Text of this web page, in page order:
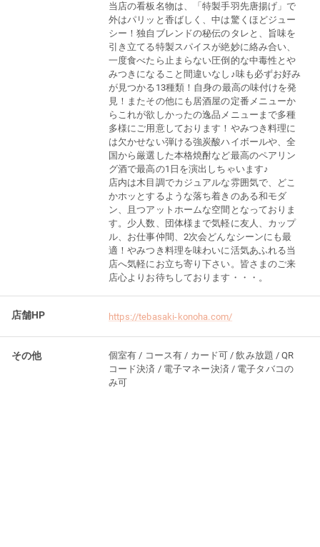
当店の看板名物は、「特製手羽先唐揚げ」で
外はパリッと香ばしく、中は驚くほどジュー
シー！独自ブレンドの秘伝のタレと、旨味を
引き立てる特製スパイスが絶妙に絡み合い、
一度食べたら止まらない圧倒的な中毒性とや
みつきになること間違いなし♪味も必ずお好み
が見つかる13種類！自身の最高の味付けを発
見！またその他にも居酒屋の定番メニューか
らこれが欲しかったの逸品メニューまで多種
多様にご用意しております！やみつき料理に
は欠かせない弾ける強炭酸ハイボールや、全
国から厳選した本格焼酎など最高のペアリン
グ酒で最高の1日を演出しちゃいます♪
店内は木目調でカジュアルな雰囲気で、どこ
かホッとするような落ち着きのある和モダ
ン、且つアットホームな空間となっておりま
す。少人数、団体様まで気軽に友人、カップ
ル、お仕事仲間、2次会どんなシーンにも最
適！やみつき料理を味わいに活気あふれる当
店へ気軽にお立ち寄り下さい。皆さまのご来
店心よりお待ちしております・・・。
店舗HP https://tebasaki-konoha.com/
その他
個室有 / コース有 / カード可 / 飲み放題 / QR
コード決済 / 電子マネー決済 / 電子タバコの
み可